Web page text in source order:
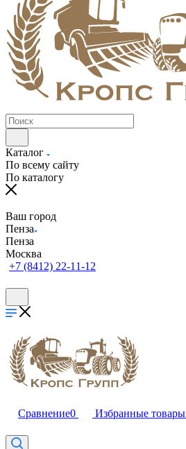
Каталог
По всему сайту
По каталогу
Ваш город
Пенза
Пенза
Москва
+7 (8412) 22-11-12
Сравнение0 Избранные товары